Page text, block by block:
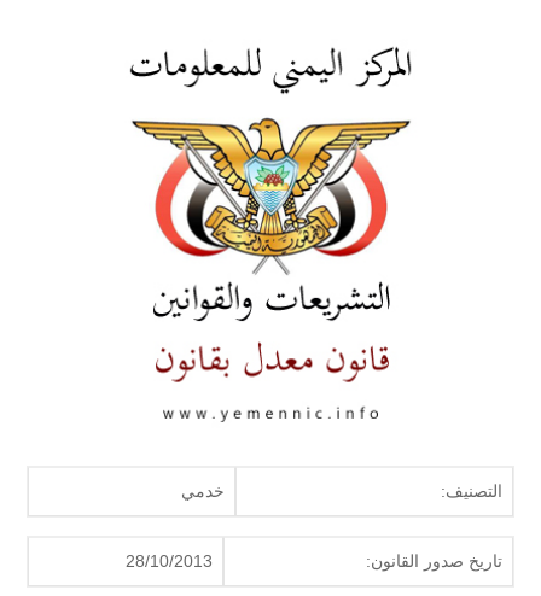
التصنيف: خدمي
تاريخ صدور القانون: 28/10/2013